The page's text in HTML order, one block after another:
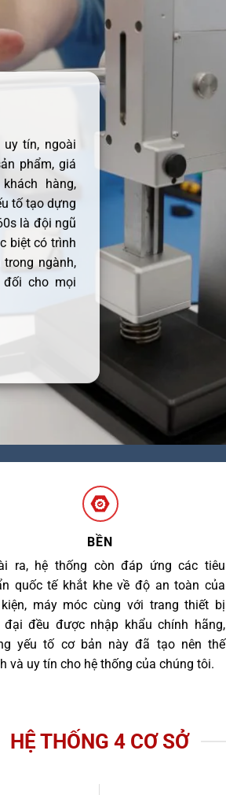
tín, ngoài
phẩm, giá
hàng,
tố tạo dựng
là đội ngũ
biệt có trình
ngành,
cho mọi
BỀN
ra, hệ thống còn đáp ứng các tiêu
quốc tế khắt khe về độ an toàn của
máy móc cùng với trang thiết bị
đại đều được nhập khẩu chính hãng,
yếu tố cơ bản này đã tạo nên thế
và uy tín cho hệ thống của chúng tôi.
HỆ THỐNG 4 CƠ SỞ